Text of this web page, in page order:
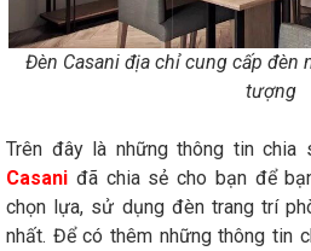
Đèn Casani địa chỉ cung cấp đèn
tượng
Trên đây là những thông tin chia
Casani đã chia sẻ cho bạn để
chọn lựa, sử dụng đèn trang trí
nhất. Để có thêm những thông tin